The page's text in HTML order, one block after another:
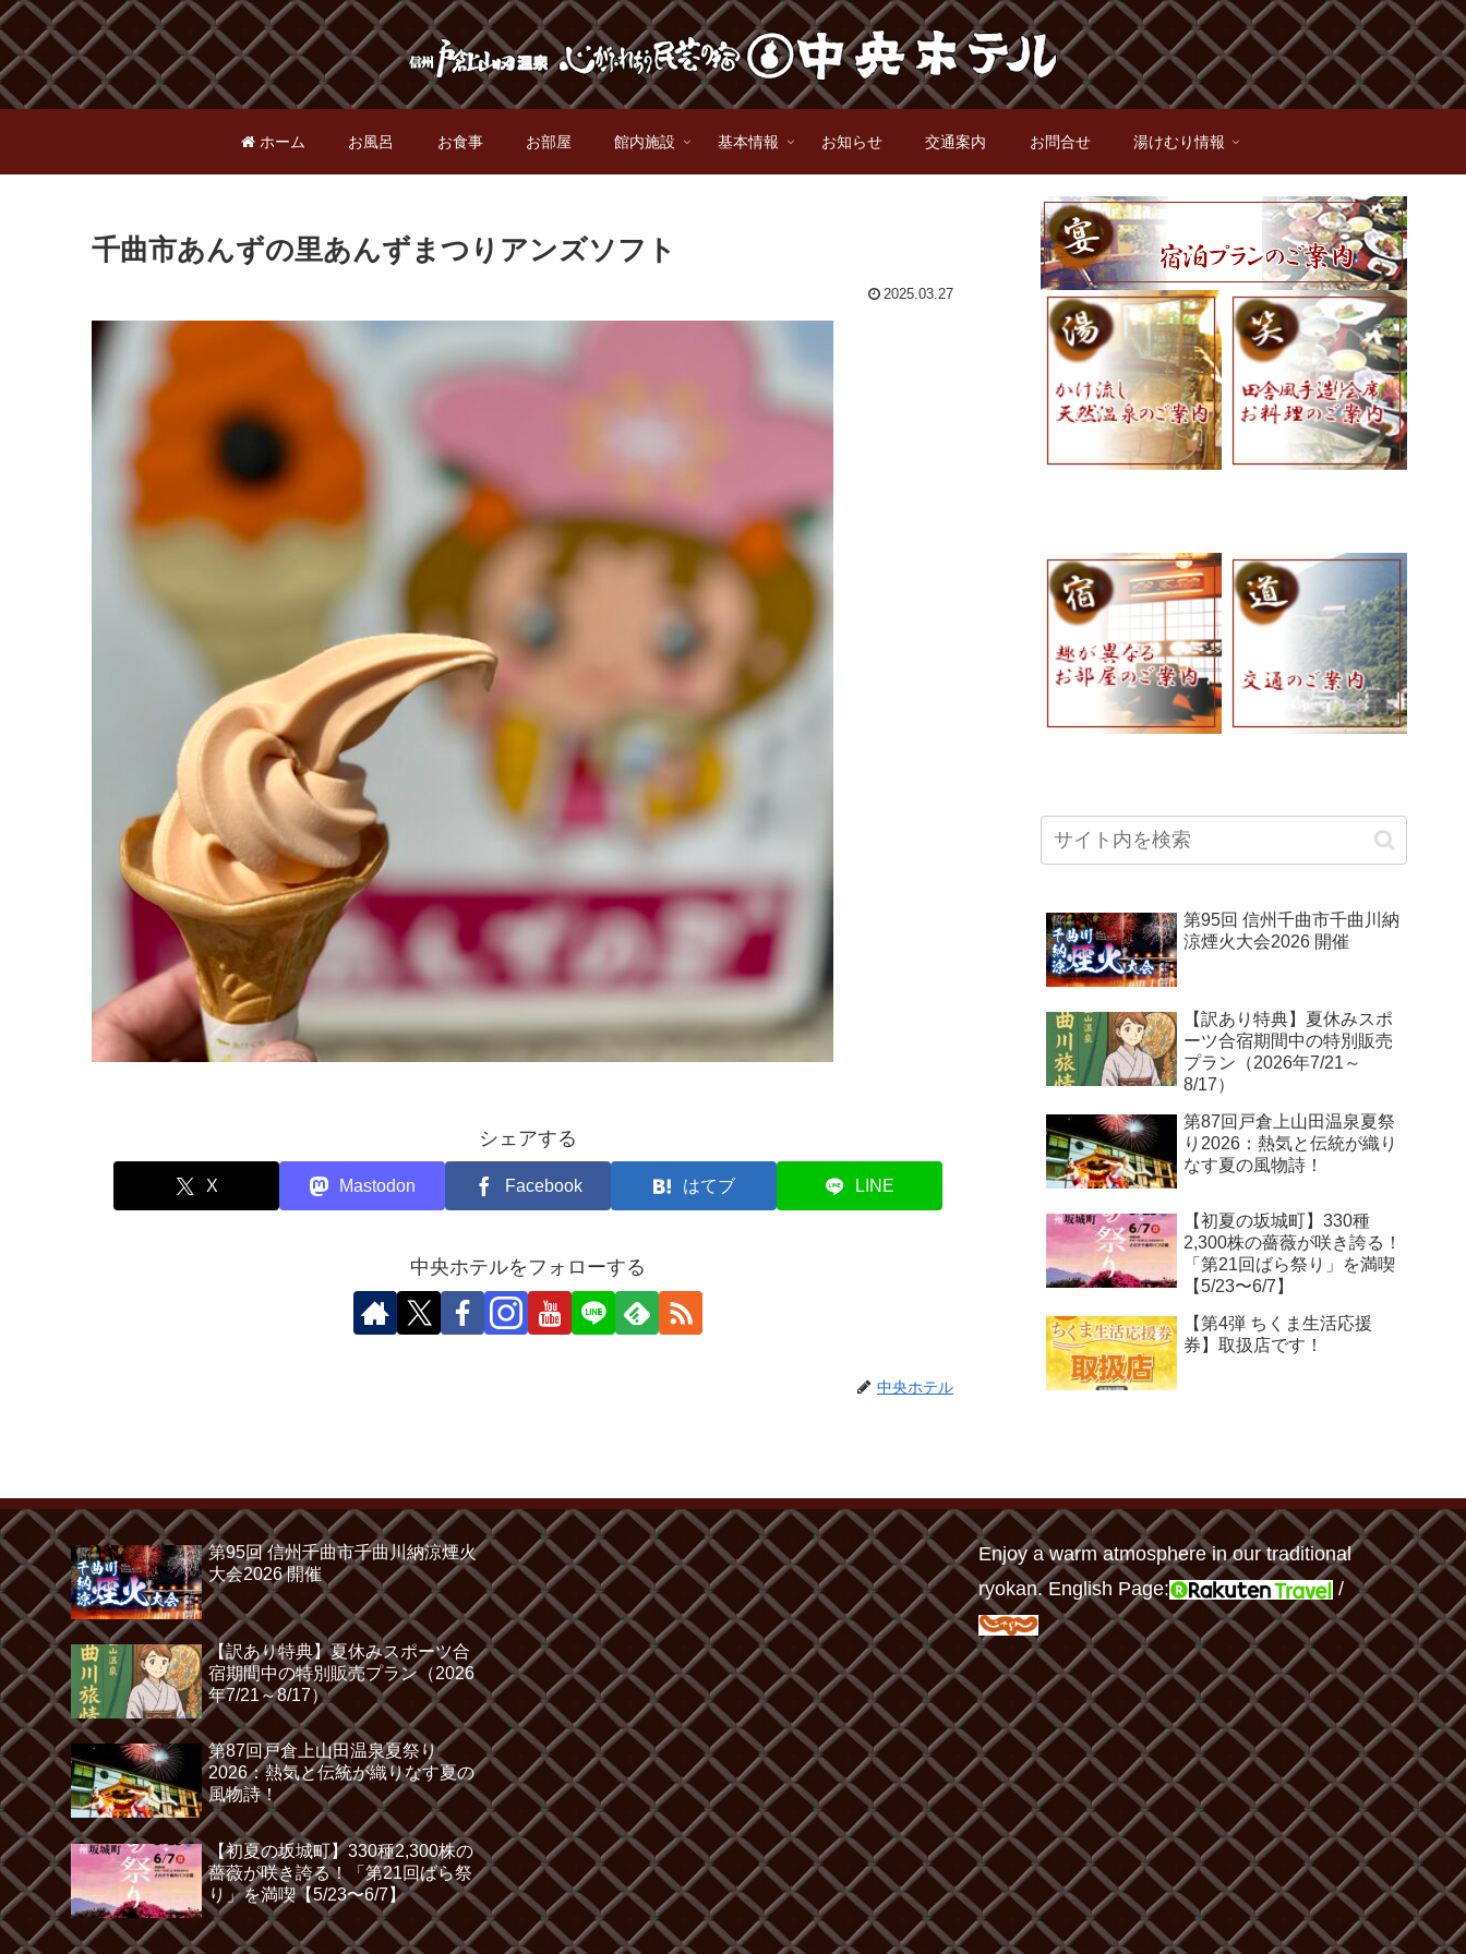
ホーム お風呂 お食事 お部屋 館内施設 基本情報 お知らせ 交通案内 お問合せ 湯けむり情報
千曲市あんずの里あんずまつりアンズソフト
2025.03.27
シェアする
X Mastodon Facebook はてブ LINE
中央ホテルをフォローする
中央ホテル
第95回 信州千曲市千曲川納
涼煙火大会2026 開催
【訳あり特典】夏休みスポ
ーツ合宿期間中の特別販売
プラン（2026年7/21～
8/17）
第87回戸倉上山田温泉夏祭
り2026：熱気と伝統が織り
なす夏の風物詩！
【初夏の坂城町】330種
2,300株の薔薇が咲き誇る！
「第21回ばら祭り」を満喫
【5/23〜6/7】
【第4弾 ちくま生活応援
券】取扱店です！
第95回 信州千曲市千曲川納涼煙火
大会2026 開催
【訳あり特典】夏休みスポーツ合
宿期間中の特別販売プラン（2026
年7/21～8/17）
第87回戸倉上山田温泉夏祭り
2026：熱気と伝統が織りなす夏の
風物詩！
【初夏の坂城町】330種2,300株の
薔薇が咲き誇る！「第21回ばら祭
り」を満喫【5/23〜6/7】
Enjoy a warm atmosphere in our traditional
ryokan. English Page:
/